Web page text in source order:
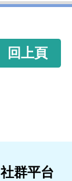
回上頁
社群平台